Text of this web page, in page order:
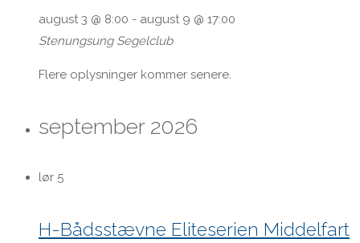
august 3 @ 8:00 - august 9 @ 17:00
Stenungsung Segelclub
Flere oplysninger kommer senere.
september 2026
lør 5
H-Bådsstævne Eliteserien Middelfart